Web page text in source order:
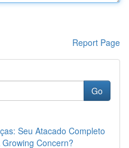
Report Page
Go
Seu Atacado Completo
Concern?